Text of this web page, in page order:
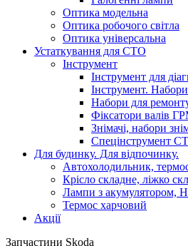
Оптика модельна
Оптика робочого світла
Оптика універсальна
Устаткування для СТО
Інструмент
Інструмент для
Інструмент.
Набори для
Фіксатори валів
Знімачі, набори
Спецінструмент
Для будинку. Для відпочинку.
Автохолодильник,
Крісло складне, ліжко
Лампи з акумулятором,
Термос харчовий
Акції
Запчастини Skoda